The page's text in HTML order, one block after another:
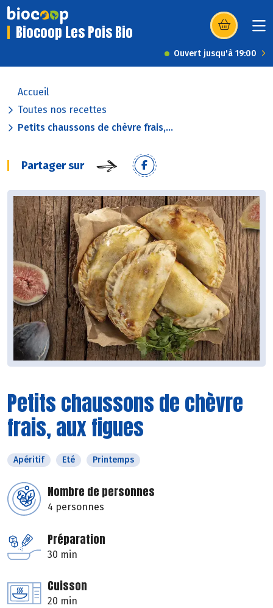
Biocoop Les Pois Bio (s’ouvre dans
Ouvert jusqu'à 19:00
Accueil
Toutes nos recettes
Petits chaussons de chèvre frais,...
Partager sur
Petits chaussons de chèvre
frais, aux figues
Apéritif Eté Printemps
Nombre de personnes
4 personnes
Préparation
30 min
Cuisson
20 min